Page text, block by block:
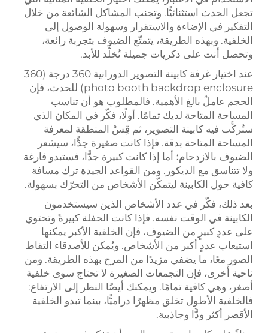
تجعل الحدث استثنائيًّا. وتجنب المشاكل الشائعة من خلال
التفكير في الإضاءة والاستقرار وسهولة الوصول إلى
الخلفية. وبهذه الطريقة، يتمتّع الضيوف بتجربة رائعة،
وتحصل أنت على ذكريات جميلة تُخلَّد للأبد.
عند اختيار غرفة كابينة التصوير الدورانية 360 درجة (360
photo booth backdrop enclosure) للحدث، فإن
الحجم عاملٌ بالغ الأهمية. فالمطلوب هو أن تناسب
المساحة المتاحة لديك تمامًا. أولًا، فكّر في المكان الذي
ستُركَّب فيه كابينة التصوير، ثم قِسْ المنطقة لمعرفة
المساحة المتاحة بدقة. فإذا كانت صغيرة جدًّا، سيشعر
الضيوف بالازدحام؛ أما إذا كانت كبيرة جدًّا، فستبدو فارغة
ولا تتناسق مع الديكور. ومن القواعد الجيدة ترك مسافة
كافية حول الكابينة ليتمكّن الأشخاص من التحرّك بسهولة.
بعد ذلك، فكّر في عدد الأشخاص الذين سيستخدمون
الكابينة في الوقت نفسه. فإذا كانت الحفلة كبيرةً وتحتوي
على عددٍ كبيرٍ من الضيوف، فإن الخلفية الأكبر يمكنها
استيعاب عددٍ أكبر من الأشخاص. ويُمكن للأصدقاء التقاط
الصور معًا، ما يضفي مزيدًا من المرح بهذه الطريقة. ومن
ناحية أخرى، فإن التجمعات الصغيرة لا تحتاج سوى خلفية
أصغر، وهي كافية تمامًا. ويمكنك أيضًا النظر إلى الارتفاع:
فالخلفية الأطول تخلق مظهرًا دراميًّا، بينما تبدو الخلفية
الأقصر أكثر ودًّا وجاذبية.